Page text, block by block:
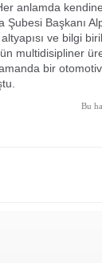
anlamda kendine
Başkanı
ve bilgi
multidisipliner
bir
Bu